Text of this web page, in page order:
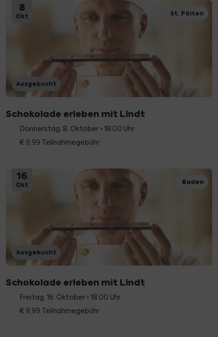
8
Okt St. Pölten
Ausgebucht
Schokolade erleben mit Lindt
Donnerstag, 8. Oktober • 18:00 Uhr
€ 9,99 Teilnahmegebühr
16
Okt Baden
Ausgebucht
Schokolade erleben mit Lindt
Freitag, 16. Oktober • 18:00 Uhr
€ 9,99 Teilnahmegebühr